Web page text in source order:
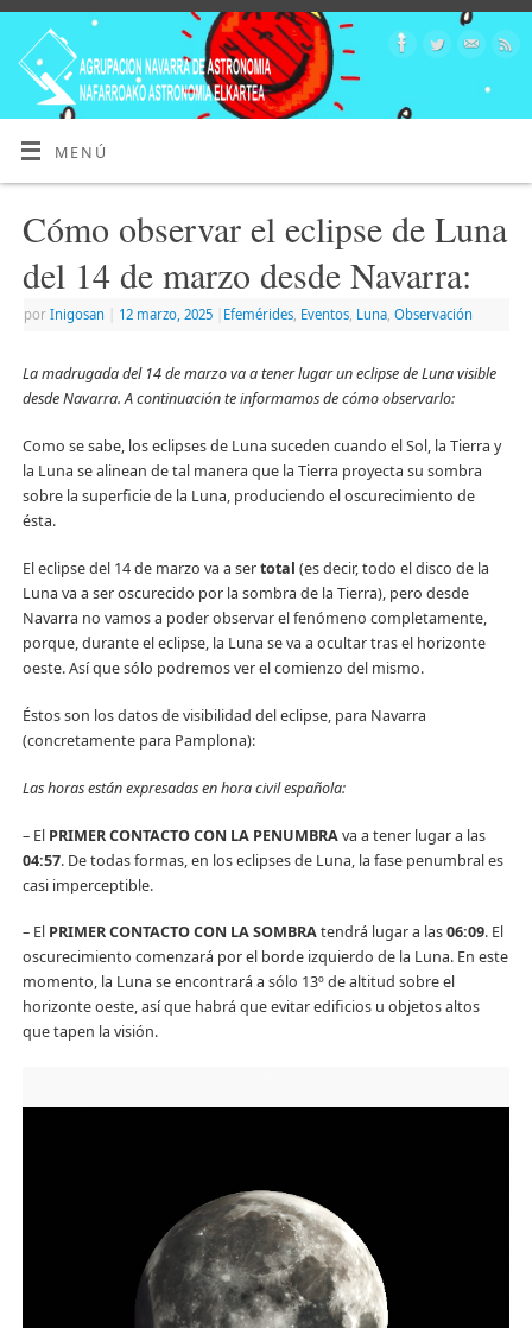
MENÚ
Cómo observar el eclipse de Luna
del 14 de marzo desde Navarra:
por Inigosan 12 marzo, 2025 Efemérides, Eventos, Luna, Observación
La madrugada del 14 de marzo va a tener lugar un eclipse de Luna visible
desde Navarra. A continuación te informamos de cómo observarlo:
Como se sabe, los eclipses de Luna suceden cuando el Sol, la Tierra y
la Luna se alinean de tal manera que la Tierra proyecta su sombra
sobre la superficie de la Luna, produciendo el oscurecimiento de
ésta.
El eclipse del 14 de marzo va a sertotal (es decir, todo el disco de la
Luna va a ser oscurecido por la sombra de la Tierra), pero desde
Navarra no vamos a poder observar el fenómeno completamente,
porque, durante el eclipse, la Luna se va a ocultar tras el horizonte
oeste. Así que sólo podremos ver el comienzo del mismo.
Éstos son los datos de visibilidad del eclipse, para Navarra
(concretamente para Pamplona):
Las horas están expresadas en hora civil española:
– El PRIMER CONTACTO CON LA PENUMBRAva a tener lugar a las
04:57. De todas formas, en los eclipses de Luna, la fase penumbral es
casi imperceptible.
– El PRIMER CONTACTO CON LA SOMBRAtendrá lugar a las06:09. El
oscurecimiento comenzará por el borde izquierdo de la Luna. En este
momento, la Luna se encontrará a sólo 13º de altitud sobre el
horizonte oeste, así que habrá que evitar edificios u objetos altos
que tapen la visión.